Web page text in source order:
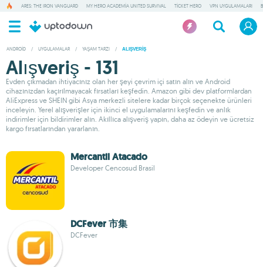
ARES: THE IRON VANGUARD MY HERO ACADEMIA UNITED SURVIVAL TICKET HERO VPN UYGULAMALARI
ANDROID / UYGULAMALAR / YAŞAM TARZI / ALIŞVERIŞ
Alışveriş - 131
Evden çıkmadan ihtiyacınız olan her şeyi çevrim içi satın alın ve Android
cihazınızdan kaçırılmayacak fırsatları keşfedin. Amazon gibi dev platformlardan
AliExpress ve SHEIN gibi Asya merkezli sitelere kadar birçok seçenekte ürünleri
inceleyin. Yerel alışverişler için ikinci el uygulamalarını keşfedin ve anlık
indirimler için bildirimler alın. Akıllıca alışveriş yapın, daha az ödeyin ve ücretsiz
kargo fırsatlarından yararlanın.
Mercantil Atacado
Developer Cencosud Brasil
DCFever 市集
DCFever